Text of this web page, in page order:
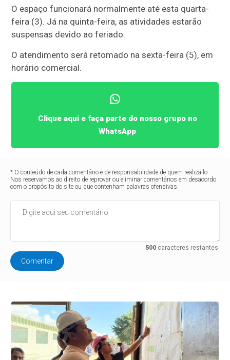
O espaço funcionará normalmente até esta quarta-
feira (3). Já na quinta-feira, as atividades estarão
suspensas devido ao feriado.
O atendimento será retomado na sexta-feira (5), em
horário comercial.
Clique aqui e faça parte do nosso grupo no
WhatsApp
* O conteúdo de cada comentário é de responsabilidade de quem realizá-lo.
Nos reservamos ao direito de reprovar ou eliminar comentários em desacordo
com o propósito do site ou que contenham palavras ofensivas.
500caracteres restantes.
Comentar